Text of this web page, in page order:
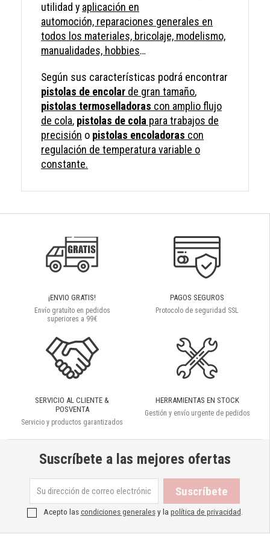
utilidad y aplicación en
automoción, reparaciones generales en
todos los materiales, bricolaje, modelismo,
manualidades, hobbies…
Según sus características podrá encontrar
pistolas de encolar de gran tamaño,
pistolas termoselladoras con amplio flujo
de cola, pistolas de cola para trabajos de
precisión o pistolas encoladoras con
regulación de temperatura variable o
constante.
¡ENVIO GRATIS!
Envío gratuíto en pedidos
superiores a 99€
PAGOS SEGUROS
Protocolo de seguridad SSL
SERVICIO AL CLIENTE &
POSVENTA
Servicio y productos garantizados
HERRAMIENTAS EN STOCK
Gestión y envío urgente de pedidos
Suscríbete a las mejores ofertas
Acepto lascondiciones generalesy la política de privacidad.